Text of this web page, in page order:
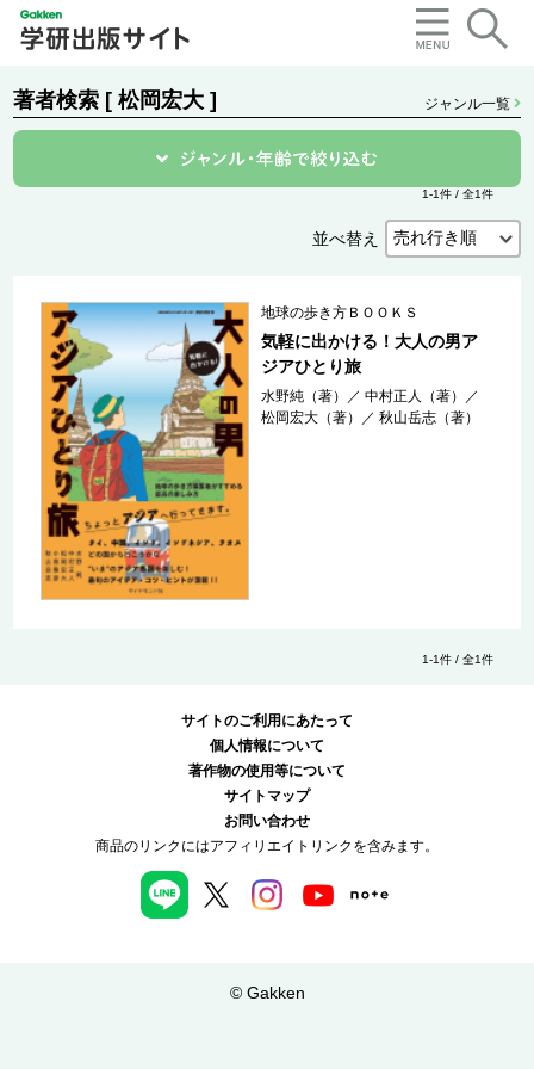
著者検索 [ 松岡宏大 ] ジャンル一覧
1-1件 / 全1件
並べ替え
地球の歩き方ＢＯＯＫＳ
気軽に出かける！大人の男ア
ジアひとり旅
水野純（著） ／中村正人（著）
／
松岡宏大（著）
／秋山岳志（著）
1-1件 / 全1件
サイトのご利用にあたって
個人情報について
著作物の使用等について
サイトマップ
お問い合わせ
商品のリンクにはアフィリエイトリンクを含みます。
© Gakken